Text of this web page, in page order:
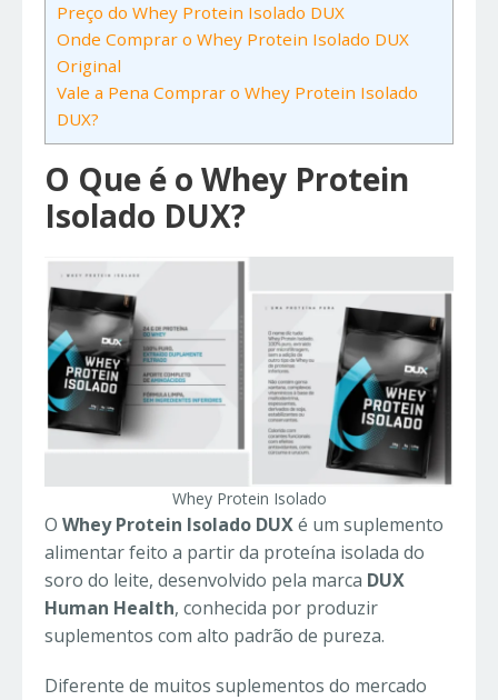
Preço do Whey Protein Isolado DUX
Onde Comprar o Whey Protein Isolado DUX
Original
Vale a Pena Comprar o Whey Protein Isolado
DUX?
O Que é o Whey Protein
Isolado DUX?
Whey Protein Isolado
O Whey Protein Isolado DUXé um suplemento
alimentar feito a partir da proteína isolada do
soro do leite, desenvolvido pela marca DUX
Human Health, conhecida por produzir
suplementos com alto padrão de pureza.
Diferente de muitos suplementos do mercado